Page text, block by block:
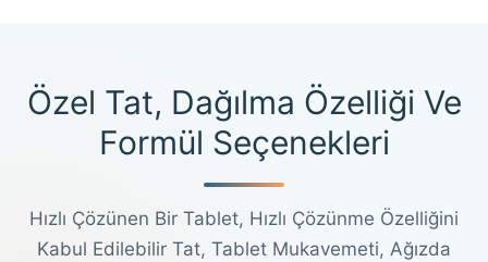
Özel Tat, Dağılma Özelliği Ve
Formül Seçenekleri
Hızlı Çözünen Bir Tablet, Hızlı Çözünme Özelliğini
Kabul Edilebilir Tat, Tablet Mukavemeti, Ağızda